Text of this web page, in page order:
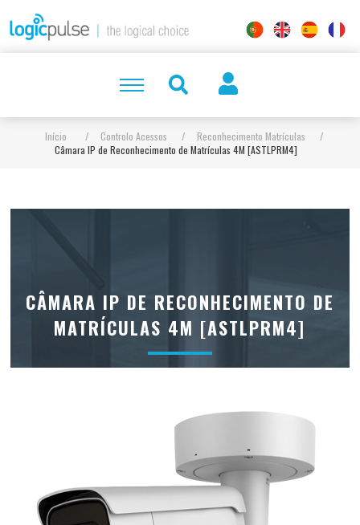
Início / Controlo Acessos / Reconhecimento Matrículas
/
Câmara IP de Reconhecimento de Matrículas 4M [ASTLPRM4]
CÂMARA IP DE RECONHECIMENTO DE
MATRÍCULAS 4M [ASTLPRM4]